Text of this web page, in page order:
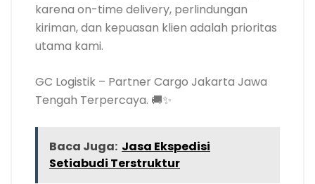
karena on-time delivery, perlindungan
kiriman, dan kepuasan klien adalah prioritas
utama kami.
GC Logistik – Partner Cargo Jakarta Jawa
Tengah Terpercaya. 🚚✨
Baca Juga: Jasa Ekspedisi
Setiabudi Terstruktur